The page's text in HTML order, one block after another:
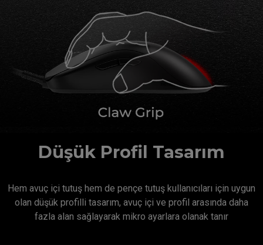
Düşük Profil Tasarım
Hem avuç içi tutuş hem de pençe tutuş kullanıcıları için uygun
olan düşük profilli tasarım, avuç içi ve profil arasında daha
fazla alan sağlayarak mikro ayarlara olanak tanır